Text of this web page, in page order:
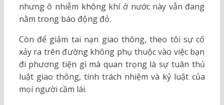
nhưng ô nhiễm không khí ở nước này vẫn đang
nằm trong báo động đỏ.
Còn để giảm tai nạn giao thông, theo tôi sự cố
xảy ra trên đường không phụ thuộc vào việc bạn
đi phương tiện gì mà quan trọng là sự tuân thủ
luật giao thông, tính trách nhiệm và kỷ luật của
mọi người cầm lái.